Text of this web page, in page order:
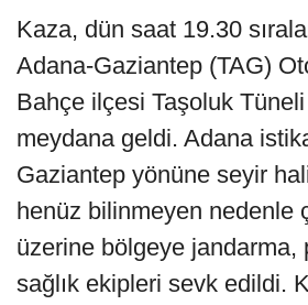
Kaza, dün saat 19.30
Adana-Gaziantep (TAG)
Bahçe ilçesi Taşoluk
meydana geldi. Adana
Gaziantep yönüne seyir
henüz bilinmeyen nedenle
üzerine bölgeye jandarma,
sağlık ekipleri sevk edildi.